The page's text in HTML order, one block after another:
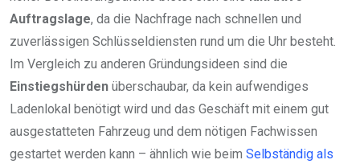
Auftragslage, da die Nachfrage nach schnellen und
zuverlässigen Schlüsseldiensten rund um die Uhr besteht.
Im Vergleich zu anderen Gründungsideen sind die
Einstiegshürden überschaubar, da kein aufwendiges
Ladenlokal benötigt wird und das Geschäft mit einem gut
ausgestatteten Fahrzeug und dem nötigen Fachwissen
gestartet werden kann – ähnlich wie beim Selbständig als